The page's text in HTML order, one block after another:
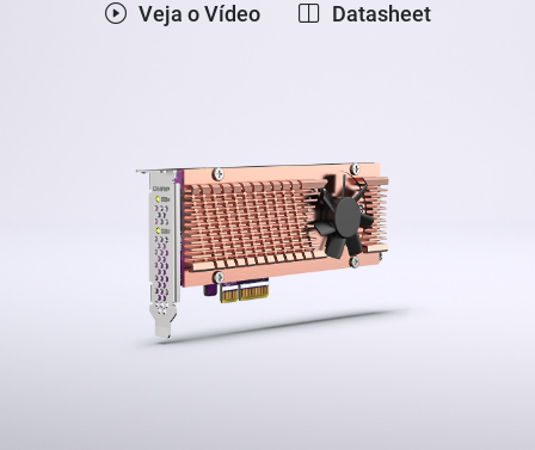
Veja o Vídeo Datasheet